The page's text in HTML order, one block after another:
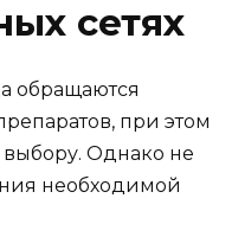
сетях
обращаются
при этом
Однако не
необходимой